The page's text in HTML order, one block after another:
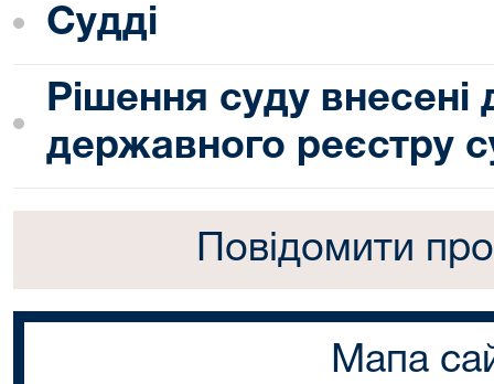
Судді
Рішення суду
державного реєстру
Повідомити
Мапа